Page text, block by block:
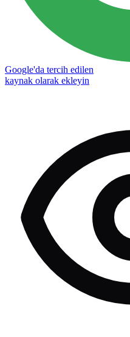
Google'da tercih edilen
kaynak olarak ekleyin